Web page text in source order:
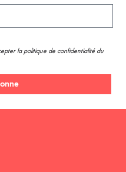
la politique de confidentialité du